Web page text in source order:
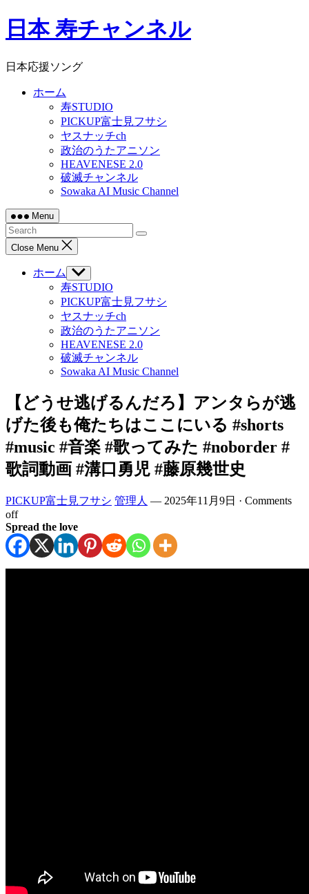
Skip
to日本 寿チャンネル
日本応援ソング
ホーム
寿STUDIO
PICKUP富士見フサシ
ヤスナッチch
政治のうたアニソン
HEAVENESE 2.0
破滅チャンネル
Sowaka AI Music Channel
Menu
Close Menu
ホーム
Show
sub
menu
寿STUDIO
PICKUP富士見フサシ
ヤスナッチch
政治のうたアニソン
HEAVENESE 2.0
破滅チャンネル
Sowaka AI Music Channel
【どうせ逃げるんだろ】アンタらが逃
げた後も俺たちはここにいる #shorts
#music #音楽 #歌ってみた #noborder #
歌詞動画 #溝口勇児 #藤原幾世史
PICKUP富士見フサシ 管理人 — 2025年11月9日 · Comments
off
Spread the love